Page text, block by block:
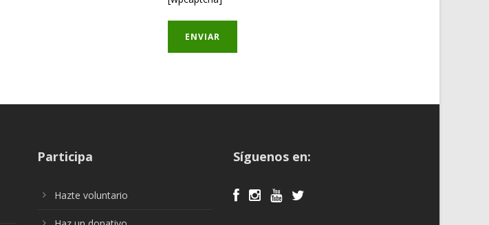
Participa
Hazte voluntario
Síguenos en: